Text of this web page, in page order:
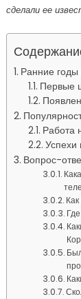
сделали ее
Ранние
Первые
Работа
Успехи
Вопрос-